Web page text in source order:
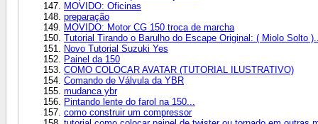
MOVIDO: Oficinas
preparação
MOVIDO: Motor CG 150 troca de marcha
Tutorial Tirando o Barulho do Escape Original: ( Miolo Solto )...
Novo Tutorial Suzuki Yes
Painel da 150
COMO COLOCAR AVATAR (TUTORIAL ILUSTRATIVO)
Comando de Válvula da YBR
mudanca ybr
Pintando lente do farol na 150...
como construir um compressor